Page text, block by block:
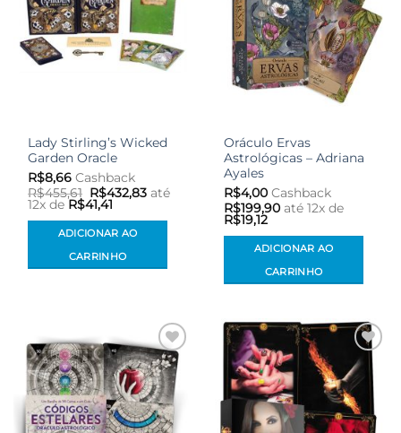
Lady Stirling’s Wicked
Garden Oracle
R$8,66 Cashback
R$455,61 O
preço
original
era:
R$455,61.
R$432,83Oaté
12x de R$41,41
ADICIONAR AO
CARRINHO
Oráculo Ervas
Astrológicas – Adriana
Ayales
R$4,00 Cashback
R$199,90 até 12x de
R$19,12
ADICIONAR AO
CARRINHO
Adicionar
aos meus
desejos
Adicionar
aos meus
desejos